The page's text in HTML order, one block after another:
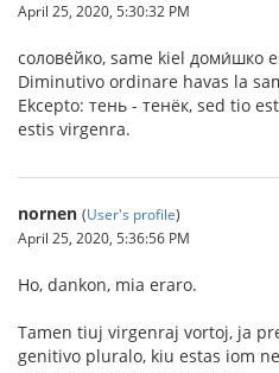
April 25, 2020, 5:30:32 PM
солове́йко, same kiel доми́шко
Diminutivo ordinare havas la
Ekcepto: тень - тенёк, sed tio
estis virgenra.
nornen (User's profile)
April 25, 2020, 5:36:56 PM
Ho, dankon, mia eraro.
Tamen tiuj virgenraj vortoj, ja
genitivo pluralo, kiu estas iom